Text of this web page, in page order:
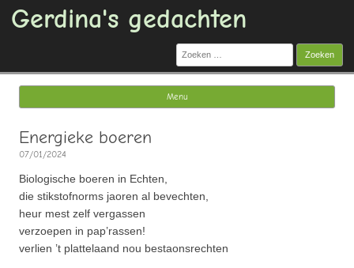
Gerdina's gedachten
Zoeken
naar:
Menu
Energieke boeren
07/01/2024
Biologische boeren in Echten,
die stikstofnorms jaoren al bevechten,
heur mest zelf vergassen
verzoepen in pap’rassen!
verlien ’t plattelaand nou bestaonsrechten